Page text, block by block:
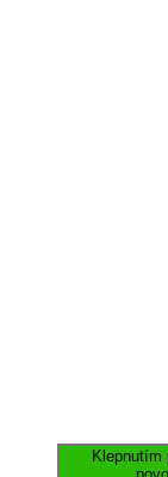
Klepnutím